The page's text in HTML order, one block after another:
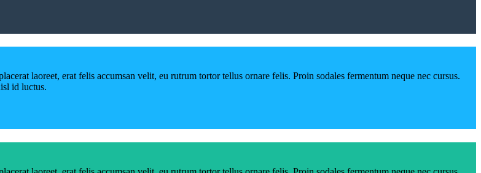
laoreet, erat felis accumsan velit, eu rutrum tortor tellus ornare felis. Proin sodales fermentum neque nec cursus.
id luctus.